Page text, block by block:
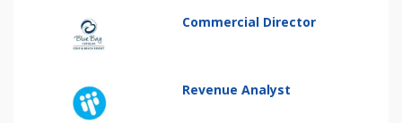
Commercial Director
Revenue Analyst